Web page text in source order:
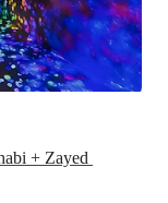
+ Zayed